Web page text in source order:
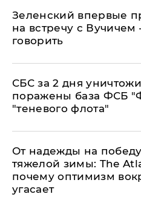
Зеленский впервые
на встречу с Вучичем
говорить
СБС за 2 дня
поражены база ФСБ
"теневого флота"
От надежды на
тяжелой зимы: The
почему оптимизм
угасает